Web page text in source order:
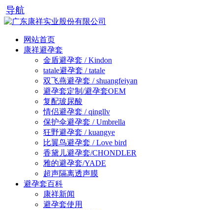
导航
网站首页
康祥避孕套
金盾避孕套 / Kindon
tatale避孕套 / tatale
双飞燕避孕套 / shuangfeiyan
避孕套定制/避孕套OEM
复配玻尿酸
情侣避孕套 / qingllv
保护伞避孕套 / Umbrella
狂野避孕套 / kuangye
比翼鸟避孕套 / Love bird
香黛儿避孕套/CHONDLER
雅的避孕套/YADE
超声隔离透声膜
避孕套百科
康祥新闻
避孕套使用